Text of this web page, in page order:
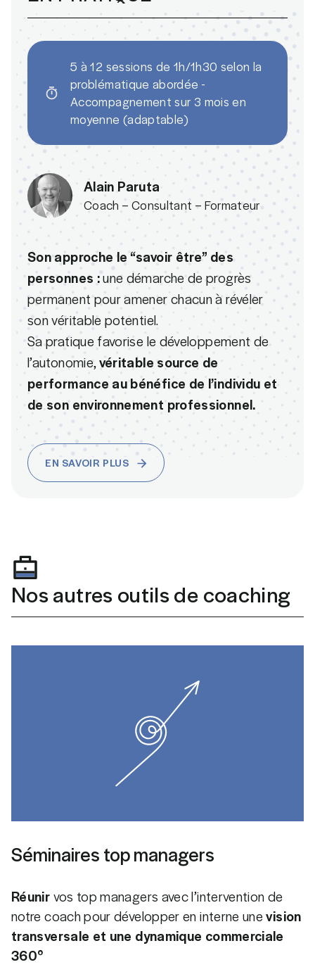
5 à 12 sessions de 1h/1h30 selon la
problématique abordée -
Accompagnement sur 3 mois en
moyenne (adaptable)
Alain Paruta
Coach – Consultant – Formateur
Son approche le “savoir être” des
personnes :une démarche de progrès
permanent pour amener chacun à révéler
son véritable potentiel.
Sa pratique favorise le développement de
l’autonomie,véritable source de
performance au bénéfice de l’individu et
de son environnement professionnel.
EN SAVOIR PLUS
EN SAVOIR PLUS
Nos autres outils de coaching
Séminaires top managers
Réunirvos top managers avec l’intervention de
notre coach pour développer en interne unevision
transversale et une dynamique commerciale
360°